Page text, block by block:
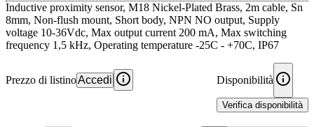
Inductive proximity sensor, M18 Nickel-Plated Brass, 2m cable, Sn
8mm, Non-flush mount, Short body, NPN NO output, Supply
voltage 10-36Vdc, Max output current 200 mA, Max switching
frequency 1,5 kHz, Operating temperature -25C - +70C, IP67
Prezzo di listinoAccedi Disponibilità
Verifica disponibilità